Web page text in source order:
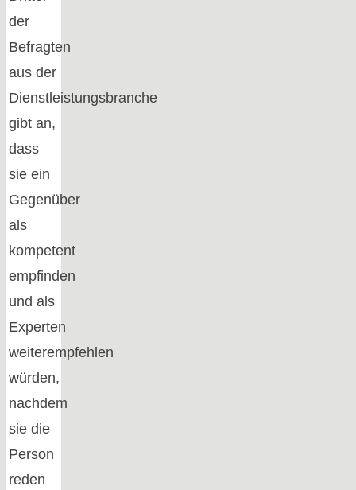
der
Befragten
aus der
Dienstleistungsbranche
gibt an,
dass
sie ein
Gegenüber
als
kompetent
empfinden
und als
Experten
weiterempfehlen
würden,
nachdem
sie die
Person
reden